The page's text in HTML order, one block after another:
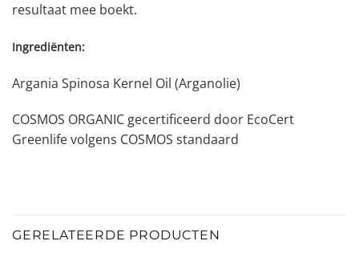
resultaat mee boekt.
Ingrediënten:
Argania Spinosa Kernel Oil (Arganolie)
COSMOS ORGANIC gecertificeerd door EcoCert
Greenlife volgens COSMOS standaard
GERELATEERDE PRODUCTEN